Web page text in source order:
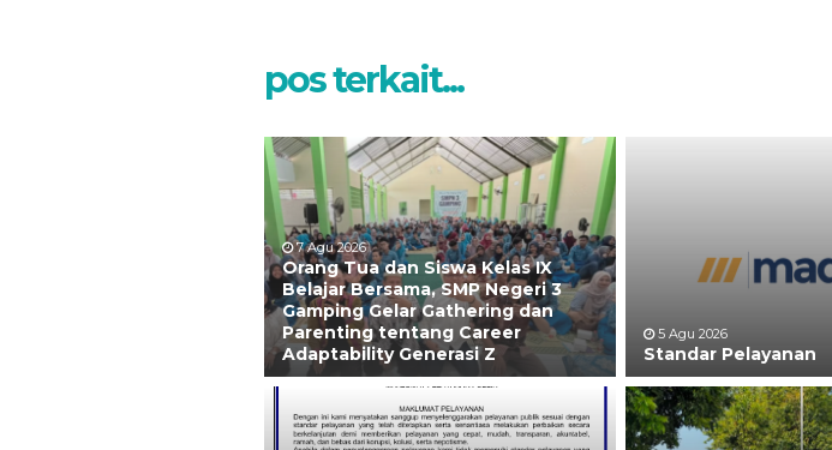
pos terkait...
7 Agu 2026
Orang Tua dan Siswa Kelas IX
Belajar Bersama, SMP Negeri 3
Gamping Gelar Gathering dan
Parenting tentang Career
Adaptability Generasi Z
5 Agu 2026
Standar Pelayanan